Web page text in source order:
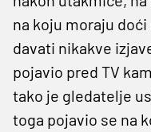
na koju moraju
davati nikakve
pojavio pred TV
tako je gledatelje
toga pojavio se na